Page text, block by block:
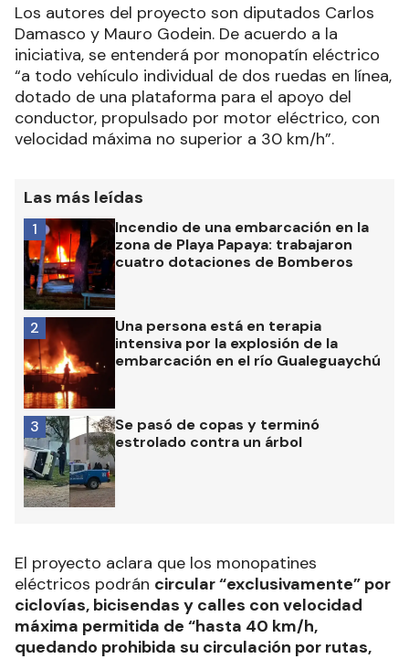
Los autores del proyecto son diputados Carlos
Damasco y Mauro Godein. De acuerdo a la
iniciativa, se entenderá por monopatín eléctrico
“a todo vehículo individual de dos ruedas en línea,
dotado de una plataforma para el apoyo del
conductor, propulsado por motor eléctrico, con
velocidad máxima no superior a 30 km/h”.
Las más leídas
Incendio de una embarcación en la
zona de Playa Papaya: trabajaron
cuatro dotaciones de Bomberos
1
Una persona está en terapia
intensiva por la explosión de la
embarcación en el río Gualeguaychú
2
Se pasó de copas y terminó
estrolado contra un árbol
3
El proyecto aclara que los monopatines
eléctricos podrán circular “exclusivamente” por
ciclovías, bicisendas y calles con velocidad
máxima permitida de “hasta 40 km/h,
quedando prohibida su circulación por rutas,